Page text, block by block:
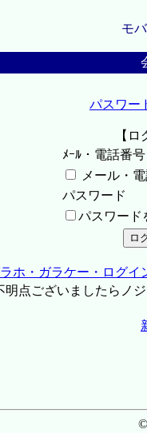
モ
パスワー
【
ﾒｰﾙ・電話番号
メール・
パスワード
パスワード
ホ・ガラケー・ログイ
点ございましたらノジ